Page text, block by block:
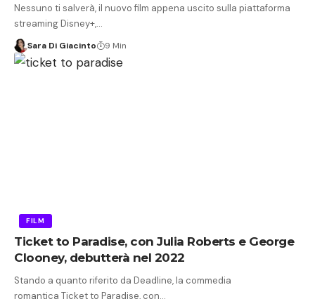
Nessuno ti salverà, il nuovo film appena uscito sulla piattaforma
streaming Disney+,…
Sara Di Giacinto 9 Min
FILM
Ticket to Paradise, con Julia Roberts e George
Clooney, debutterà nel 2022
Stando a quanto riferito da Deadline, la commedia
romantica Ticket to Paradise, con…